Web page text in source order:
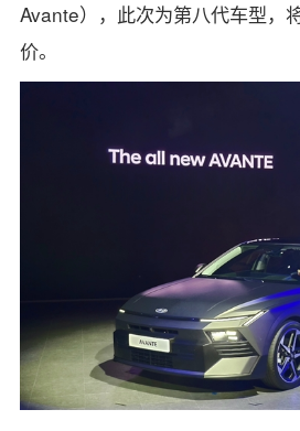
Avante），此次为第八代车型，
价。